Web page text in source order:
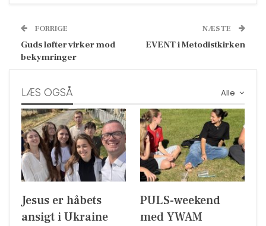
FORRIGE
Guds løfter virker mod
bekymringer
NÆSTE
EVENT i Metodistkirken
Alle
LÆS OGSÅ
Jesus er håbets
ansigt i Ukraine
PULS-weekend
med YWAM